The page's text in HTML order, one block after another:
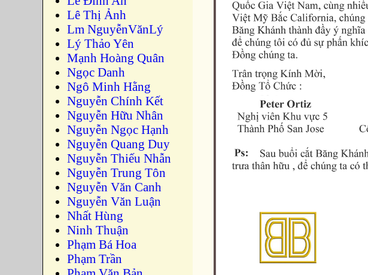
Lê Thị Ảnh
Lm NguyễnVănLý
Lý Thảo Yên
Mạnh Hoàng Quân
Ngọc Danh
Ngô Minh Hằng
Nguyễn Chính Kết
Nguyễn Hữu Nhân
Nguyễn Ngọc Hạnh
Nguyễn Quang Duy
Nguyễn Thiếu Nhẫn
Nguyễn Trung Tôn
Nguyễn Văn Canh
Nguyễn Văn Luận
Nhất Hùng
Ninh Thuận
Phạm Bá Hoa
Phạm Trần